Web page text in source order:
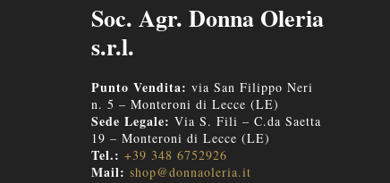
Soc. Agr. Donna Oleria
s.r.l.
Punto Vendita: via San Filippo Neri
n. 5 – Monteroni di Lecce (LE)
Sede Legale: Via S. Fili – C.da Saetta
19 – Monteroni di Lecce (LE)
Tel.: +39 348 6752926
Mail: shop@donnaoleria.it